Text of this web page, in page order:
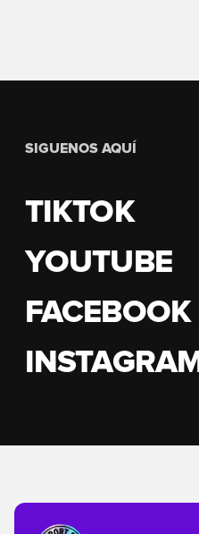
SIGUENOS AQUÍ
TIKTOK
YOUTUBE
FACEBOOK
INSTAGRAM